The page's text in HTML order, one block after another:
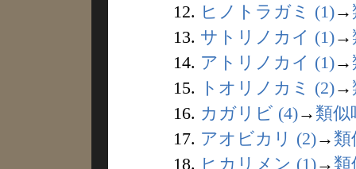
12. ヒノトラガミ (1)→
13. サトリノカイ (1)→
14. アトリノカイ (1)→
15.
トオリノカミ (2)→
16. カガリビ (4)→ 類似
17. アオビカリ (2)→ 類
18. ヒカリメン (1)→ 類